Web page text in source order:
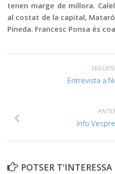
tenen marge de millora.
al costat de la capital,
Pineda. Francesc Ponsa és
Entrevista a
Info
POTSER T'INTERESSA